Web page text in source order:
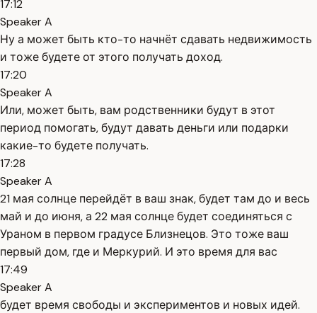
17:12
Speaker A
Ну а может быть кто-то начнёт сдавать недвижимость
и тоже будете от этого получать доход.
17:20
Speaker A
Или, может быть, вам родственники будут в этот
период помогать, будут давать деньги или подарки
какие-то будете получать.
17:28
Speaker A
21 мая солнце перейдёт в ваш знак, будет там до и весь
май и до июня, а 22 мая солнце будет соединяться с
Ураном в первом градусе Близнецов. Это тоже ваш
первый дом, где и Меркурий. И это время для вас
17:49
Speaker A
будет время свободы и экспериментов и новых идей.